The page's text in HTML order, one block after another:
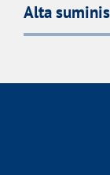
Alta